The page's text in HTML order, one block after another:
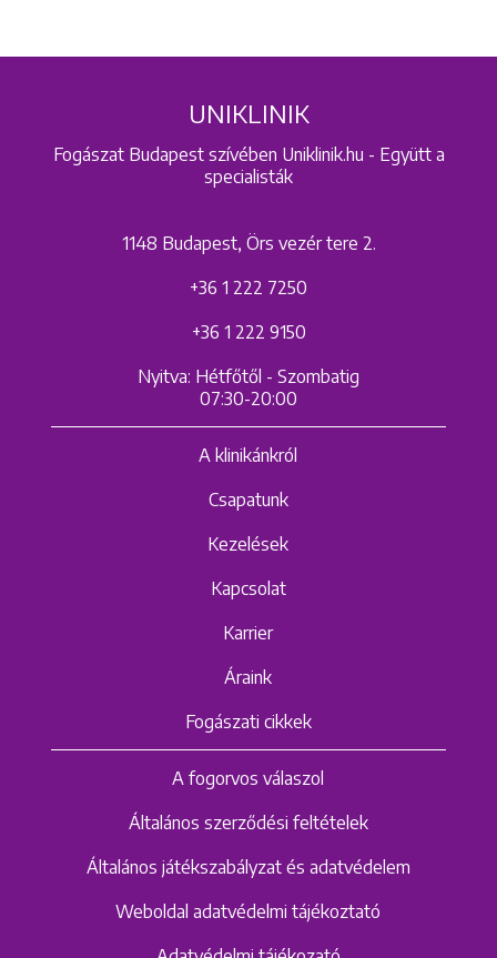
UNIKLINIK
Fogászat Budapest szívében Uniklinik.hu - Együtt a
specialisták
1148 Budapest, Örs vezér tere 2.
+36 1 222 7250
+36 1 222 9150
Nyitva: Hétfőtől - Szombatig
07:30-20:00
A klinikánkról
Csapatunk
Kezelések
Kapcsolat
Karrier
Áraink
Fogászati cikkek
A fogorvos válaszol
Általános szerződési feltételek
Általános játékszabályzat és adatvédelem
Weboldal adatvédelmi tájékoztató